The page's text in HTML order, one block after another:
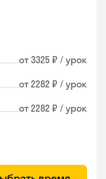
от 3325 ₽ / урок
от 2282 ₽ / урок
от 2282 ₽ / урок